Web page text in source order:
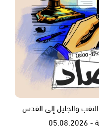
والجليل إلى القدس